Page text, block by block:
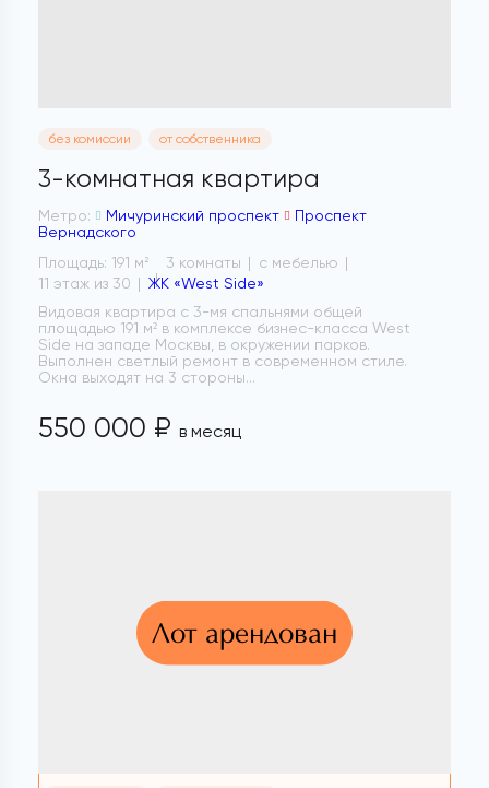
без комиссии от собственника
3-комнатная квартира
Метро: Мичуринский проспект
Проспект
Вернадского
Площадь: 191 м 2 3 комнаты
с мебелью
11 этаж из 30
ЖК «West Side»
Видовая квартира с 3-мя спальнями общей
площадью 191 м² в комплексе бизнес-класса West
Side на западе Москвы, в окружении парков.
Выполнен светлый ремонт в современном стиле.
Окна выходят на 3 стороны...
550 000 ₽ в месяц
Лот арендован